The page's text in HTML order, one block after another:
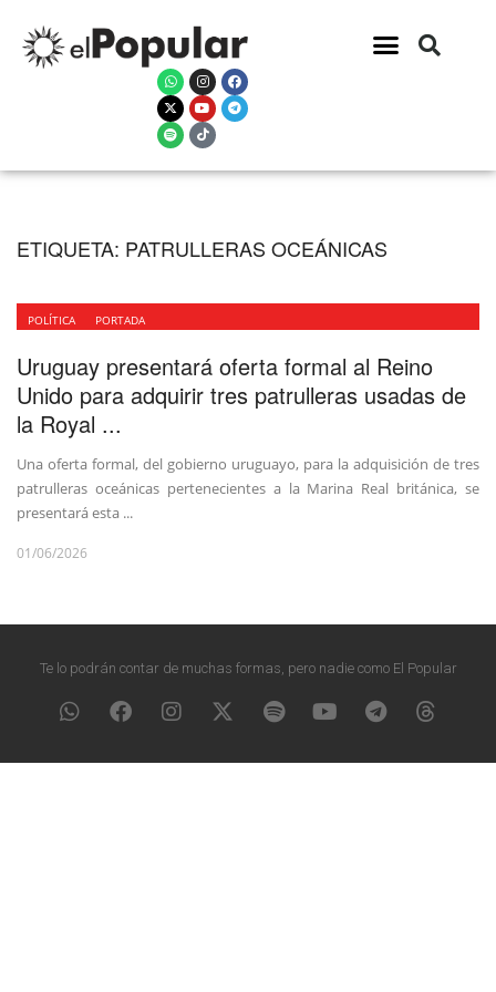
ETIQUETA: PATRULLERAS OCEÁNICAS
POLÍTICA PORTADA
Uruguay presentará oferta formal al Reino
Unido para adquirir tres patrulleras usadas de
la Royal ...
Una oferta formal, del gobierno uruguayo, para la adquisición de tres
patrulleras oceánicas pertenecientes a la Marina Real británica, se
presentará esta ...
01/06/2026
Te lo podrán contar de muchas formas, pero nadie como El Popular